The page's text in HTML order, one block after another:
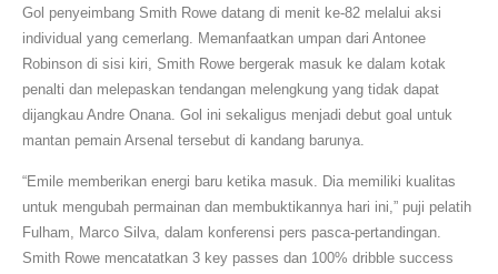
Gol penyeimbang Smith Rowe datang di menit ke-82 melalui aksi
individual yang cemerlang. Memanfaatkan umpan dari Antonee
Robinson di sisi kiri, Smith Rowe bergerak masuk ke dalam kotak
penalti dan melepaskan tendangan melengkung yang tidak dapat
dijangkau Andre Onana. Gol ini sekaligus menjadi debut goal untuk
mantan pemain Arsenal tersebut di kandang barunya.
“Emile memberikan energi baru ketika masuk. Dia memiliki kualitas
untuk mengubah permainan dan membuktikannya hari ini,” puji pelatih
Fulham, Marco Silva, dalam konferensi pers pasca-pertandingan.
Smith Rowe mencatatkan 3 key passes dan 100% dribble success